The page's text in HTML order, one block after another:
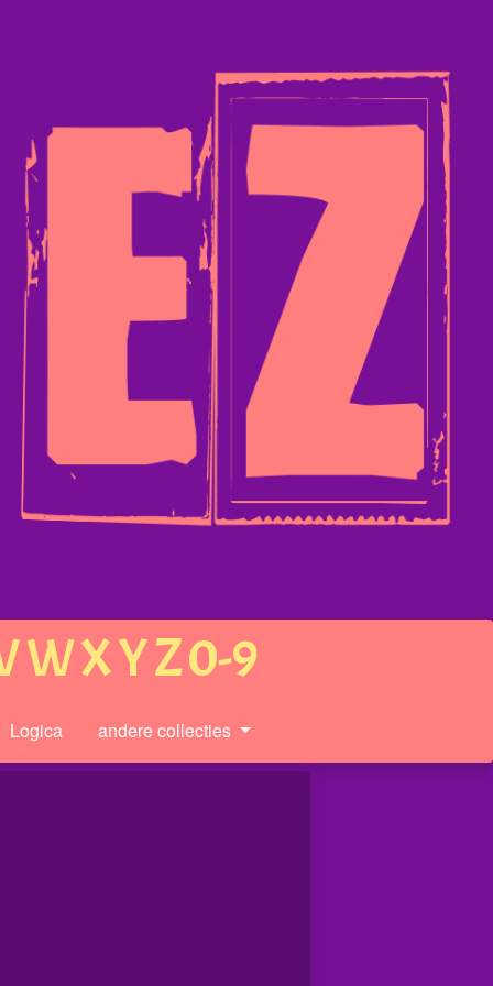
WXYZ0-9
Logica andere collecties